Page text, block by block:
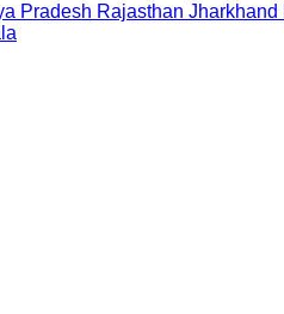
Pradesh Rajasthan Jharkhand